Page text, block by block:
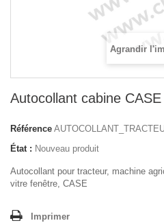
Agrandir
Autocollant cabine CASE
Référence
État : Nouveau produit
Autocollant pour tracteur, machine
vitre fenêtre, CASE
Imprimer